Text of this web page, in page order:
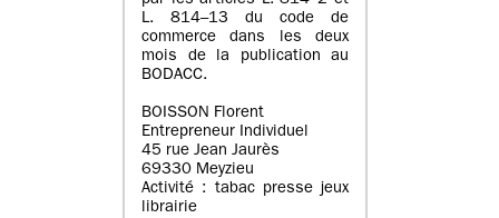
L. 814–13 du code de
commerce dans les deux
mois de la publication au
BODACC.
BOISSON Florent
Entrepreneur Individuel
45 rue Jean Jaurès
69330 Meyzieu
Activité : tabac presse jeux
librairie